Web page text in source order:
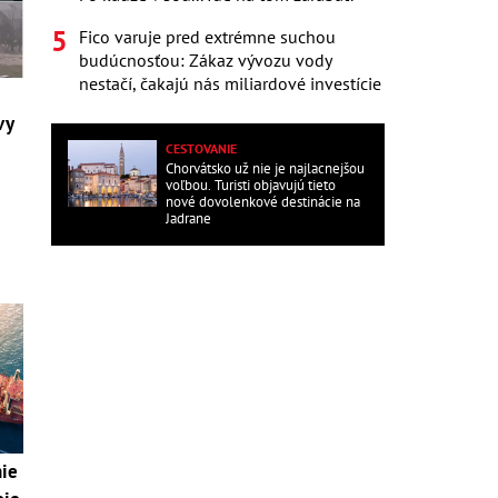
Fico varuje pred extrémne suchou
budúcnosťou: Zákaz vývozu vody
nestačí, čakajú nás miliardové investície
CESTOVANIE
Chorvátsko už nie je najlacnejšou
voľbou. Turisti objavujú tieto
nové dovolenkové destinácie na
Jadrane